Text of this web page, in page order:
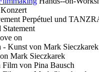
Perpétuel und
Statement
on
- Kunst von Mark Sieczkarek
Mark Sieczkarek
von Pina Bausch